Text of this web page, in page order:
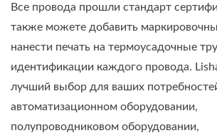
Все провода прошли стандарт
также можете добавить
нанести печать на термоусадочные
идентификации каждого провода.
лучший выбор для ваших
автоматизационном оборудовании,
полупроводниковом оборудовании,